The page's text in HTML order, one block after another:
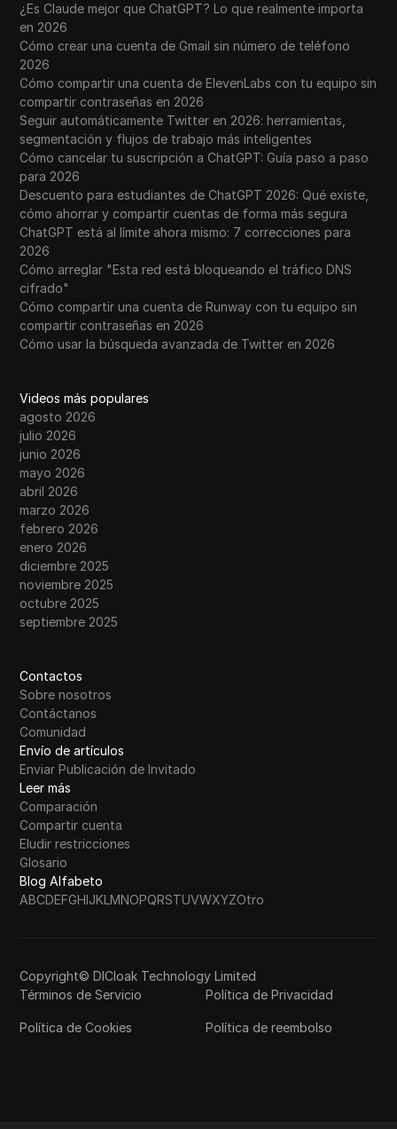
Yahoo Gemini
YouTube
YouTube Premium
Zalando
Zelle
¿Es Claude mejor que ChatGPT? Lo que realmente importa
en 2026
Cómo crear una cuenta de Gmail sin número de teléfono
2026
Cómo compartir una cuenta de ElevenLabs con tu equipo sin
compartir contraseñas en 2026
Seguir automáticamente Twitter en 2026: herramientas,
segmentación y flujos de trabajo más inteligentes
Cómo cancelar tu suscripción a ChatGPT: Guía paso a paso
para 2026
Descuento para estudiantes de ChatGPT 2026: Qué existe,
cómo ahorrar y compartir cuentas de forma más segura
ChatGPT está al límite ahora mismo: 7 correcciones para
2026
Cómo arreglar "Esta red está bloqueando el tráfico DNS
cifrado"
Cómo compartir una cuenta de Runway con tu equipo sin
compartir contraseñas en 2026
Cómo usar la búsqueda avanzada de Twitter en 2026
Videos más populares
agosto 2026
julio 2026
junio 2026
mayo 2026
abril 2026
marzo 2026
febrero 2026
enero 2026
diciembre 2025
noviembre 2025
octubre 2025
septiembre 2025
Contactos
Sobre nosotros
Contáctanos
Comunidad
Envío de artículos
Enviar Publicación de Invitado
Leer más
Comparación
Compartir cuenta
Eludir restricciones
Glosario
Blog Alfabeto
ABCDEFGHIJKLMNOPQRSTUVWXYZOtro
Copyright© DICloak Technology Limited
Términos de Servicio
Política de Privacidad
Política de Cookies Política de reembolso